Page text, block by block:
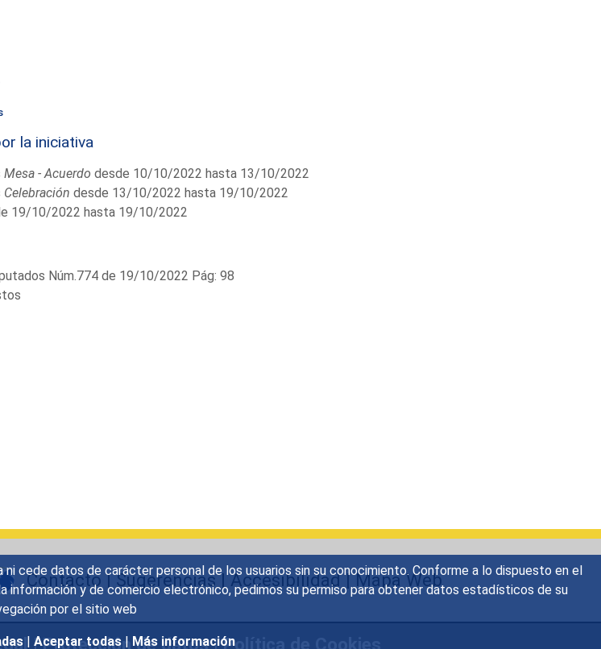
cede datos de carácter personal de los usuarios sin su conocimiento. Conforme a lo dispuesto en el
información y de comercio electrónico, pedimos su permiso para obtener datos estadísticos de su
por el sitio web
| Aceptar todas | Más información
la iniciativa
Mesa - Acuerdo desde 10/10/2022 hasta 13/10/2022
Celebración desde 13/10/2022 hasta 19/10/2022
19/10/2022 hasta 19/10/2022
Núm.774 de 19/10/2022 Pág: 98
Contacto|Sugerencias|Accesibilidad|Mapa Web
|Protección de datos|Política de Cookies